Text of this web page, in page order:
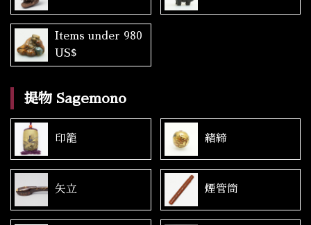
Items under 980
US$
提物 Sagemono
印籠 緒締
矢立 煙管筒